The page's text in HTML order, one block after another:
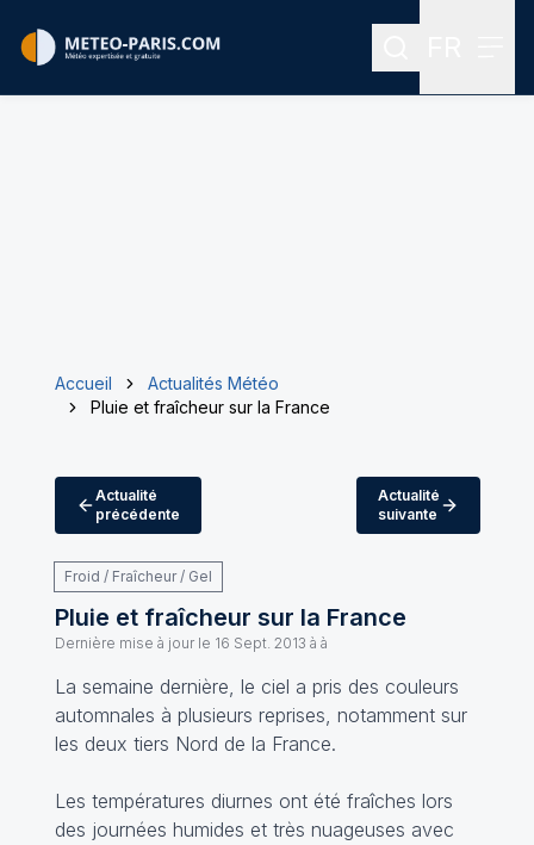
Rechercher
Accueil
Actualités Météo
Pluie et fraîcheur sur la France
Actualité
précédente
Actualité
suivante
Froid / Fraîcheur / Gel
Pluie et fraîcheur sur la France
Dernière mise à jour le 16 Sept. 2013 à à
La semaine dernière, le ciel a pris des couleurs
automnales à plusieurs reprises, notamment sur
les deux tiers Nord de la France.
Les températures diurnes ont été fraîches lors
des journées humides et très nuageuses avec